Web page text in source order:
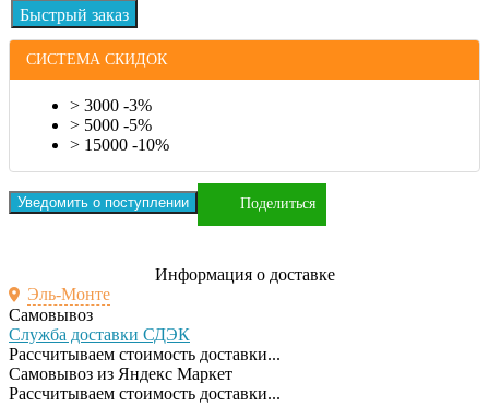
СИСТЕМА СКИДОК
> 3000 -3%
> 5000 -5%
> 15000 -10%
Уведомить о поступлении Поделиться
Информация о доставке
Эль-Монте
Самовывоз
Служба доставки СДЭК
Рассчитываем стоимость доставки...
Самовывоз из Яндекс Маркет
Рассчитываем стоимость доставки...